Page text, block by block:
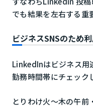
でも結果を左右する重
ビジネスSNSのため
LinkedInはビジネス用
勤務時間帯にチェック
とりわけ火〜木の午前